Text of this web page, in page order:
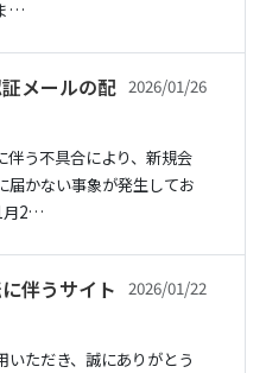
…
メールの配 2026/01/26
伴う不具合により、新規会
届かない事象が発生してお
月2…
伴うサイト
2026/01/22
ただき、誠にありがとう